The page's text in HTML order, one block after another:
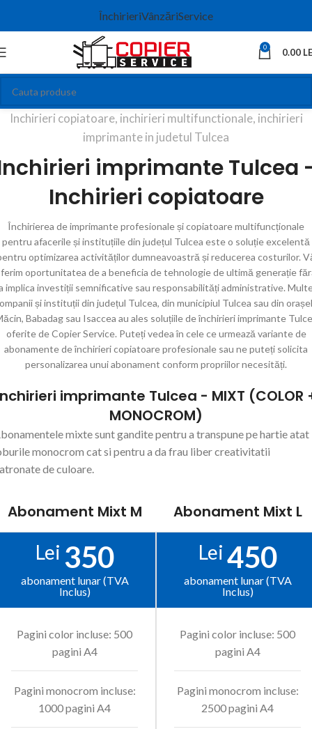
ÎnchirieriVânzăriService
0 0.00
Inchirieri copiatoare, inchirieri multifunctionale, inchirieri
imprimante in judetul Tulcea
imprimante Tulcea
Inchirieri copiatoare
Închirierea de imprimante profesionale și copiatoare multifuncționale
pentru afacerile și instituțiile din județul Tulcea este o soluție excelentă
optimizarea activităților dumneavoastră și reducerea costurilor.
oportunitatea de a beneficia de tehnologie de ultimă generație
implica investiții semnificative sau responsabilități administrative.
și instituții din județul Tulcea, din municipiul Tulcea sau din
Babadag sau Isaccea au ales soluțiile de închirieri imprimante
oferite de Copier Service. Puteți vedea în cele ce urmează variante de
abonamente de închirieri copiatoare profesionale sau ne puteți solicita
personalizarea unui abonament conform propriilor necesități.
imprimante Tulcea - MIXT (COLOR
MONOCROM)
mixte sunt gandite pentru a transpune pe hartie atat
monocrom cat si pentru a da frau liber creativitatii
de culoare.
Abonament Mixt M
Lei 350
abonament lunar (TVA
Inclus)
Pagini color incluse: 500
pagini A4
Pagini monocrom incluse:
1000 pagini A4
Abonament Mixt L
Lei 450
abonament lunar (TVA
Inclus)
Pagini color incluse: 500
pagini A4
Pagini monocrom incluse:
2500 pagini A4